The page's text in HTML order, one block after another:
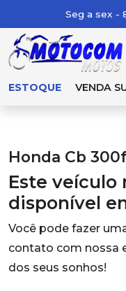
Seg a sex -
ESTOQUE VENDA
Honda Cb
Este veículo
disponível
Você pode fazer
contato com nossa
dos seus sonhos!